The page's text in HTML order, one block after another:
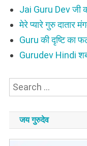
Jai Guru Dev जी
मेरे प्यारे गुरु दातार
Guru की दृष्टि का
Gurudev Hindi
जय गुरुदेव